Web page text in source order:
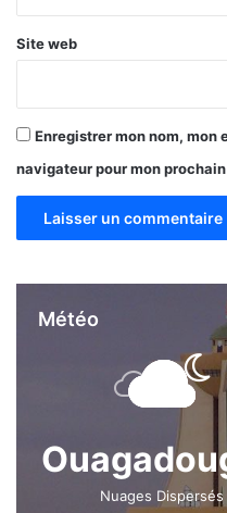
Site web
Enregistrer mon nom, mon
navigateur pour mon
Météo
Nuages Dispersés